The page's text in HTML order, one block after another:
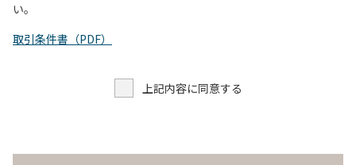
い。
取引条件書（PDF）
上記内容に同意する